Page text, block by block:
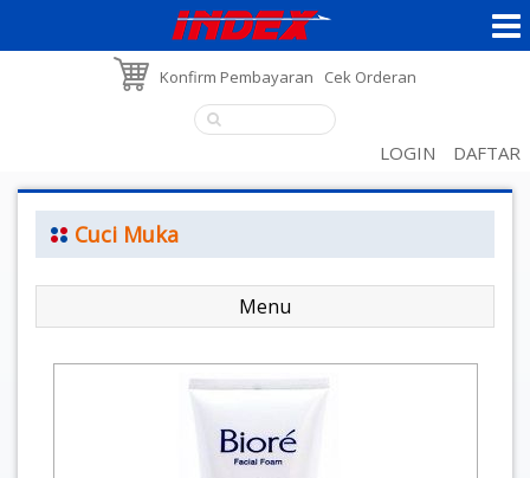
Konfirm Pembayaran Cek Orderan
LOGIN DAFTAR
Cuci Muka
Menu